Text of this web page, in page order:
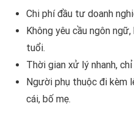
Chi phí đầu tư doanh
Không yêu cầu ngôn
tuổi.
Thời gian xử lý nhanh,
Người phụ thuộc đi kèm
cái, bố mẹ.